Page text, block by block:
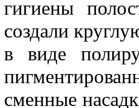
гигиены
создали
в виде
сменные